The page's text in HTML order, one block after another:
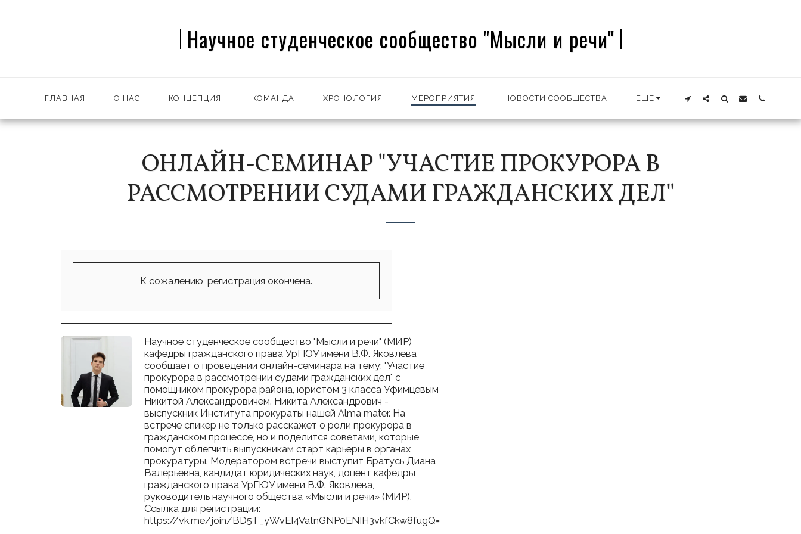
Научное студенческое сообщество "Мысли и речи"
ГЛАВНАЯ О НАС КОНЦЕПЦИЯ КОМАНДА ХРОНОЛОГИЯ МЕРОПРИЯТИЯ НОВОСТИ СООБЩЕСТВА ЕЩЁ
ОНЛАЙН-СЕМИНАР "УЧАСТИЕ ПРОКУРОРА В
РАССМОТРЕНИИ СУДАМИ ГРАЖДАНСКИХ ДЕЛ"
К сожалению, регистрация окончена.
Научное студенческое сообщество "Мысли и речи" (МИР)
кафедры гражданского права УрГЮУ имени В.Ф. Яковлева
сообщает о проведении онлайн-семинара на тему: "Участие
прокурора в рассмотрении судами гражданских дел" с
помощником прокурора района, юристом 3 класса Уфимцевым
Никитой Александровичем. Никита Александрович -
выспускник Института прокураты нашей Alma mater. На
встрече спикер не только расскажет о роли прокурора в
гражданском процессе, но и поделится советами, которые
помогут облегчить выпускникам старт карьеры в органах
прокуратуры. Модератором встречи выступит Братусь Диана
Валерьевна, кандидат юридических наук, доцент кафедры
гражданского права УрГЮУ имени В.Ф. Яковлева,
руководитель научного общества «Мысли и речи» (МИР).
Ссылка для регистрации:
https://vk.me/join/BD5T_yWvEI4VatnGNP0ENIH3vkfCkw8fugQ=